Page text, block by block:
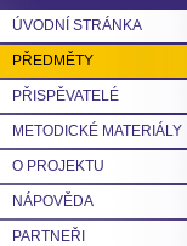
ÚVODNÍ STRÁNKA
PŘEDMĚTY
PŘISPĚVATELÉ
METODICKÉ MATERIÁLY
O PROJEKTU
NÁPOVĚDA
PARTNEŘI